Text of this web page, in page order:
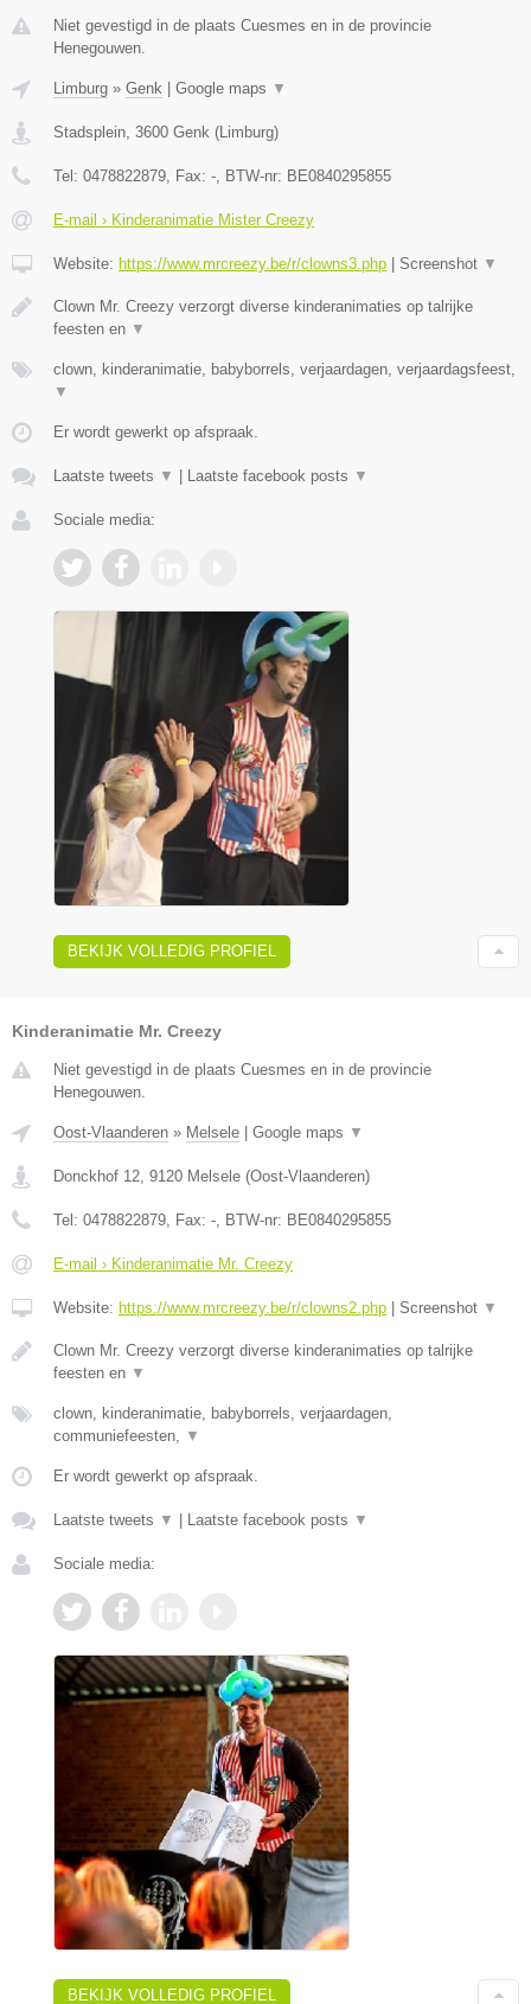
Niet gevestigd in de plaats Cuesmes en in de provincie
Henegouwen.
Limburg » Genk Google maps ▼
Stadsplein, 3600 Genk (Limburg)
Tel: 0478822879, Fax: -, BTW-nr: BE0840295855
E-mail › Kinderanimatie Mister Creezy
Website: https://www.mrcreezy.be/r/clowns3.php Screenshot ▼
Clown Mr. Creezy verzorgt diverse kinderanimaties op talrijke
feesten en ▼
clown, kinderanimatie, babyborrels, verjaardagen, verjaardagsfeest,
▼
Er wordt gewerkt op afspraak.
Laatste tweets ▼ Laatste facebook posts ▼
Sociale media:
BEKIJK VOLLEDIG PROFIEL
Kinderanimatie Mr. Creezy
Niet gevestigd in de plaats Cuesmes en in de provincie
Henegouwen.
Oost-Vlaanderen » Melsele Google maps ▼
Donckhof 12, 9120 Melsele (Oost-Vlaanderen)
Tel: 0478822879, Fax: -, BTW-nr: BE0840295855
E-mail › Kinderanimatie Mr. Creezy
Website: https://www.mrcreezy.be/r/clowns2.php Screenshot ▼
Clown Mr. Creezy verzorgt diverse kinderanimaties op talrijke
feesten en ▼
clown, kinderanimatie, babyborrels, verjaardagen,
communiefeesten, ▼
Er wordt gewerkt op afspraak.
Laatste tweets ▼ Laatste facebook posts ▼
Sociale media:
BEKIJK VOLLEDIG PROFIEL